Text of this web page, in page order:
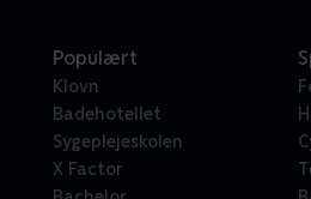
Populært
Klovn
Badehotellet
Sygeplejeskolen
X Factor